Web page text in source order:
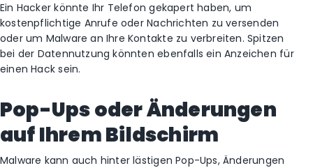
Ein Hacker könnte Ihr Telefon gekapert haben, um
kostenpflichtige Anrufe oder Nachrichten zu versenden
oder um Malware an Ihre Kontakte zu verbreiten. Spitzen
bei der Datennutzung könnten ebenfalls ein Anzeichen für
einen Hack sein.
Pop-Ups oder Änderungen
auf Ihrem Bildschirm
Malware kann auch hinter lästigen Pop-Ups, Änderungen